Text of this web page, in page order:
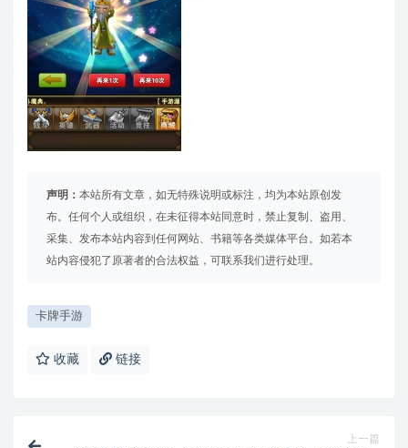
声明： 本站所有文章，如无特殊说明或标注，均为本站原创发
布。任何个人或组织，在未征得本站同意时，禁止复制、盗用、
采集、发布本站内容到任何网站、书籍等各类媒体平台。如若本
站内容侵犯了原著者的合法权益，可联系我们进行处理。
卡牌手游
收藏 链接
上一篇